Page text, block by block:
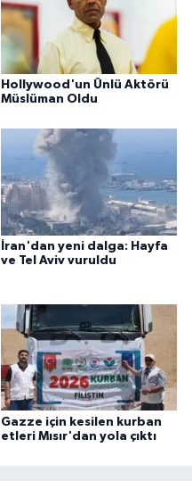
Hollywood'un Ünlü Aktörü
Müslüman Oldu
İran'dan yeni dalga: Hayfa
ve Tel Aviv vuruldu
Gazze için kesilen kurban
etleri Mısır'dan yola çıktı